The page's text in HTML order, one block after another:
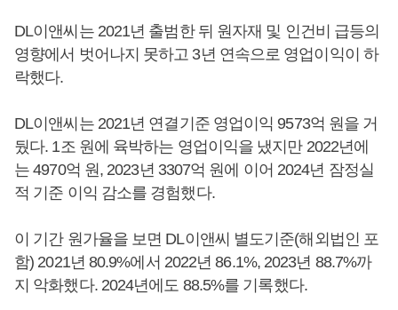
DL이앤씨는 2021년 출범한 뒤 원자재 및 인건비 급등의
영향에서 벗어나지 못하고 3년 연속으로 영업이익이 하
락했다.
DL이앤씨는 2021년 연결기준 영업이익 9573억 원을 거
뒀다. 1조 원에 육박하는 영업이익을 냈지만 2022년에
는 4970억 원, 2023년 3307억 원에 이어 2024년 잠정실
적 기준 이익 감소를 경험했다.
이 기간 원가율을 보면 DL이앤씨 별도기준(해외법인 포
함) 2021년 80.9%에서 2022년 86.1%, 2023년 88.7%까
지 악화했다. 2024년에도 88.5%를 기록했다.